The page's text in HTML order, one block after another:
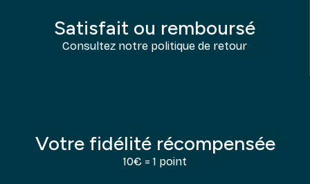
Satisfait ou remboursé
Consultez notre politique de retour
Votre fidélité récompensée
10€ = 1 point